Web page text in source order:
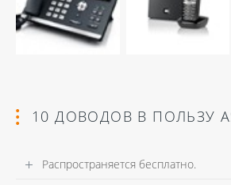
10 ДОВОДОВ В ПОЛЬЗУ
Распространяется бесплатно.